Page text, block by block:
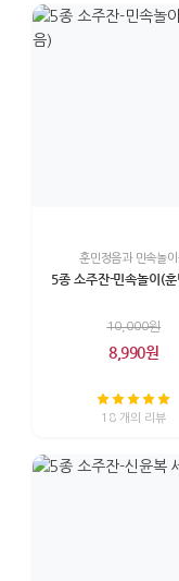
훈민정음과 민속놀
5종 소주잔-민속놀이(
10,000원
8,990원
18 개의 리뷰